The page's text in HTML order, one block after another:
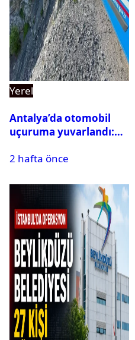
Yerel
Antalya’da otomobil
uçuruma yuvarlandı:
var
2 hafta önce